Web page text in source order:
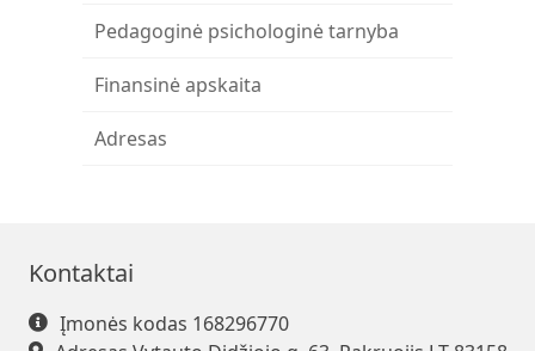
Pedagoginė psichologinė tarnyba
Finansinė apskaita
Adresas
Kontaktai
Įmonės kodas 168296770